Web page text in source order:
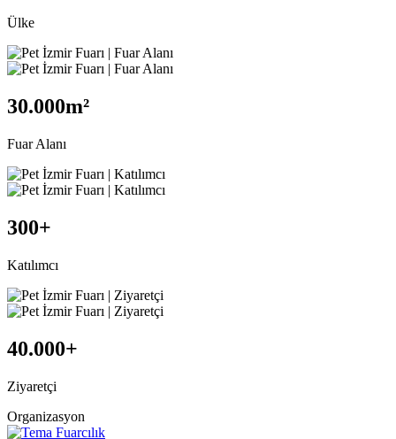
Ülke
30.000m²
Fuar Alanı
300+
Katılımcı
40.000+
Ziyaretçi
Organizasyon